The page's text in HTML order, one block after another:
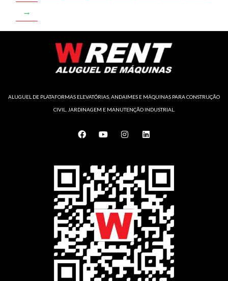
→
ALUGUEL DE PLATAFORMAS ELEVATÓRIAS, ANDAIMES E MÁQUINAS PARA CONSTRUÇÃO
CIVIL, JARDINAGEM E MANUTENÇÃO INDUSTRIAL.
F
a
o
k
Y
o
b
e
I
n
g
r
a
m
L
i